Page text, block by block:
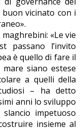
vicinato con i
«Le vie
passano l’invito
è quello di fare il
siano estese
a quelli della
– ha detto
anni lo sviluppo
impetuoso
insieme al